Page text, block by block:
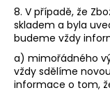
8. V případě, že
skladem a byla
budeme vždy
a) mimořádného
vždy sdělíme
informace o tom,